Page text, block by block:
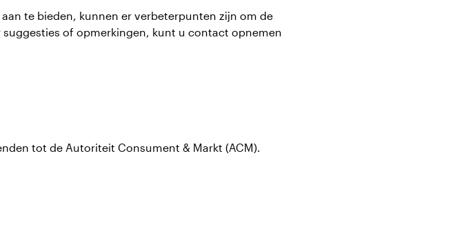
te bieden, kunnen er verbeterpunten zijn om de
of opmerkingen, kunt u contact opnemen
tot de Autoriteit Consument & Markt (ACM).